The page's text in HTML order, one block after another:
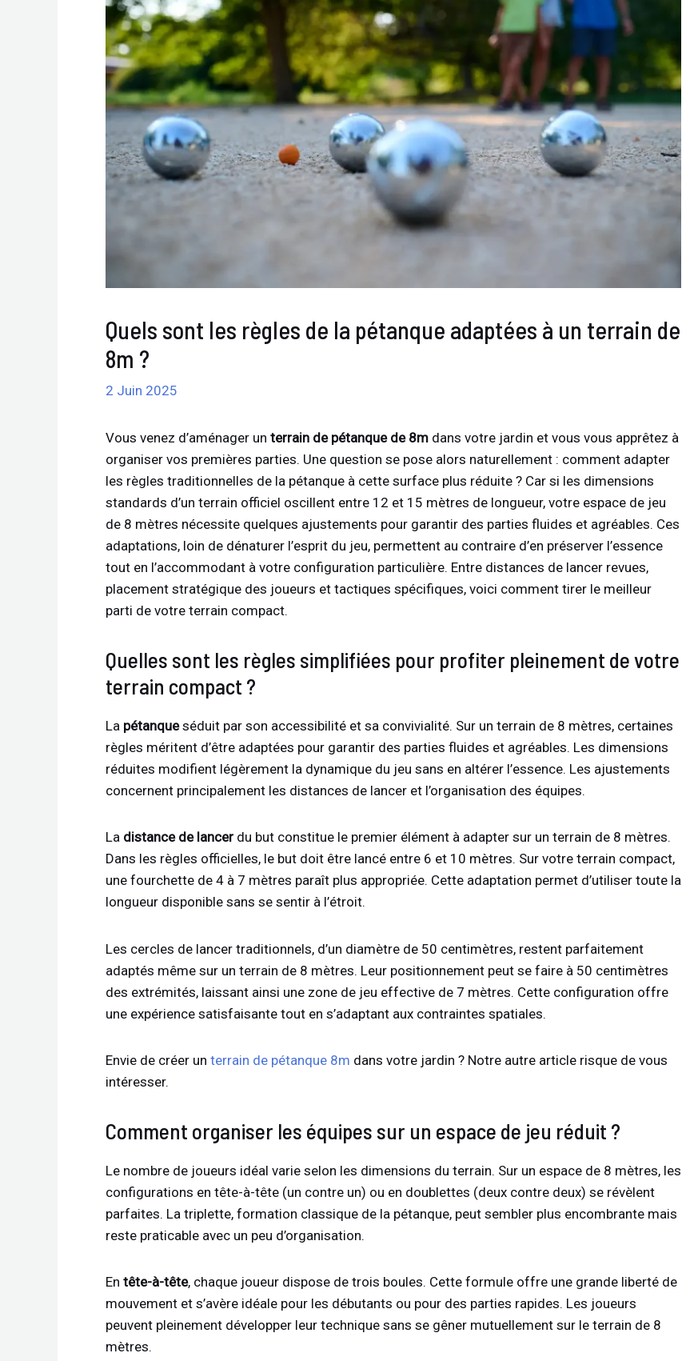
Quels sont les règles de la pétanque adaptées à un terrain de
8m ?
2 Juin 2025
Vous venez d’aménager un terrain de pétanque de 8m dans votre jardin et vous vous apprêtez à
organiser vos premières parties. Une question se pose alors naturellement : comment adapter
les règles traditionnelles de la pétanque à cette surface plus réduite ? Car si les dimensions
standards d’un terrain officiel oscillent entre 12 et 15 mètres de longueur, votre espace de jeu
de 8 mètres nécessite quelques ajustements pour garantir des parties fluides et agréables. Ces
adaptations, loin de dénaturer l’esprit du jeu, permettent au contraire d’en préserver l’essence
tout en l’accommodant à votre configuration particulière. Entre distances de lancer revues,
placement stratégique des joueurs et tactiques spécifiques, voici comment tirer le meilleur
parti de votre terrain compact.
Quelles sont les règles simplifiées pour profiter pleinement de votre
terrain compact ?
La pétanqueséduit par son accessibilité et sa convivialité. Sur un terrain de 8 mètres, certaines
règles méritent d’être adaptées pour garantir des parties fluides et agréables. Les dimensions
réduites modifient légèrement la dynamique du jeu sans en altérer l’essence. Les ajustements
concernent principalement les distances de lancer et l’organisation des équipes.
La distance de lancer du but constitue le premier élément à adapter sur un terrain de 8 mètres.
Dans les règles officielles, le but doit être lancé entre 6 et 10 mètres. Sur votre terrain compact,
une fourchette de 4 à 7 mètres paraît plus appropriée. Cette adaptation permet d’utiliser toute la
longueur disponible sans se sentir à l’étroit.
Les cercles de lancer traditionnels, d’un diamètre de 50 centimètres, restent parfaitement
adaptés même sur un terrain de 8 mètres. Leur positionnement peut se faire à 50 centimètres
des extrémités, laissant ainsi une zone de jeu effective de 7 mètres. Cette configuration offre
une expérience satisfaisante tout en s’adaptant aux contraintes spatiales.
Envie de créer un terrain de pétanque 8m dans votre jardin ? Notre autre article risque de vous
intéresser.
Comment organiser les équipes sur un espace de jeu réduit ?
Le nombre de joueurs idéal varie selon les dimensions du terrain. Sur un espace de 8 mètres, les
configurations en tête-à-tête (un contre un) ou en doublettes (deux contre deux) se révèlent
parfaites. La triplette, formation classique de la pétanque, peut sembler plus encombrante mais
reste praticable avec un peu d’organisation.
En tête-à-tête, chaque joueur dispose de trois boules. Cette formule offre une grande liberté de
mouvement et s’avère idéale pour les débutants ou pour des parties rapides. Les joueurs
peuvent pleinement développer leur technique sans se gêner mutuellement sur le terrain de 8
mètres.